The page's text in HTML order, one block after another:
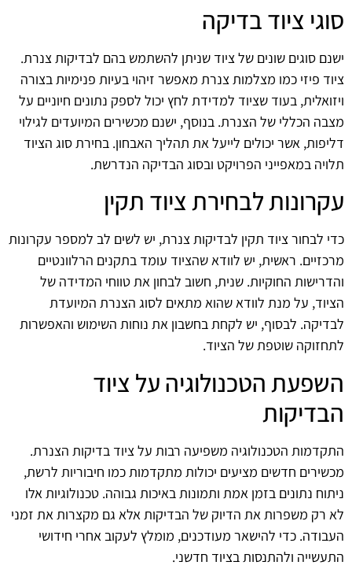
סוגי ציוד בדיקה
ישנם סוגים שונים של ציוד שניתן להשתמש בהם לבדיקות צנרת.
ציוד פיזי כמו מצלמות צנרת מאפשר זיהוי בעיות פנימיות בצורה
ויזואלית, בעוד שציוד למדידת לחץ יכול לספק נתונים חיוניים על
מצבה הכללי של הצנרת. בנוסף, ישנם מכשירים המיועדים לגילוי
דליפות, אשר יכולים לייעל את תהליך האבחון. בחירת סוג הציוד
תלויה במאפייני הפרויקט ובסוג הבדיקה הנדרשת.
עקרונות לבחירת ציוד תקין
כדי לבחור ציוד תקין לבדיקות צנרת, יש לשים לב למספר עקרונות
מרכזיים. ראשית, יש לוודא שהציוד עומד בתקנים הרלוונטיים
והדרישות החוקיות. שנית, חשוב לבחון את טווחי המדידה של
הציוד, על מנת לוודא שהוא מתאים לסוג הצנרת המיועדת
לבדיקה. לבסוף, יש לקחת בחשבון את נוחות השימוש והאפשרות
לתחזוקה שוטפת של הציוד.
השפעת הטכנולוגיה על ציוד
הבדיקות
התקדמות הטכנולוגיה משפיעה רבות על ציוד בדיקות הצנרת.
מכשירים חדשים מציעים יכולות מתקדמות כמו חיבוריות לרשת,
ניתוח נתונים בזמן אמת ותמונות באיכות גבוהה. טכנולוגיות אלו
לא רק משפרות את הדיוק של הבדיקות אלא גם מקצרות את זמני
העבודה. כדי להישאר מעודכנים, מומלץ לעקוב אחרי חידושי
התעשייה ולהתנסות בציוד חדשני.